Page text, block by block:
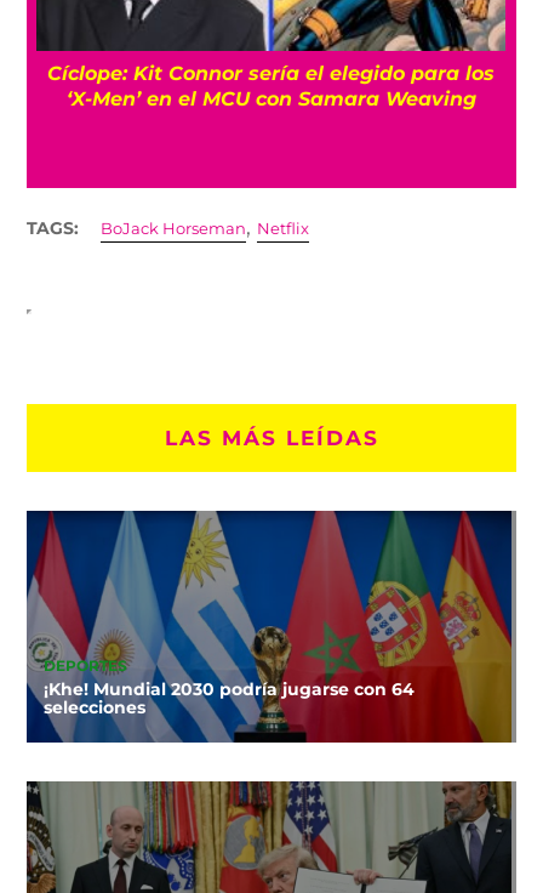
Cíclope: Kit Connor sería el elegido para los
‘X-Men’ en el MCU con Samara Weaving
TAGS: BoJack Horseman, Netflix
LAS MÁS LEÍDAS
DEPORTES
¡Khe! Mundial 2030 podría jugarse con 64
selecciones